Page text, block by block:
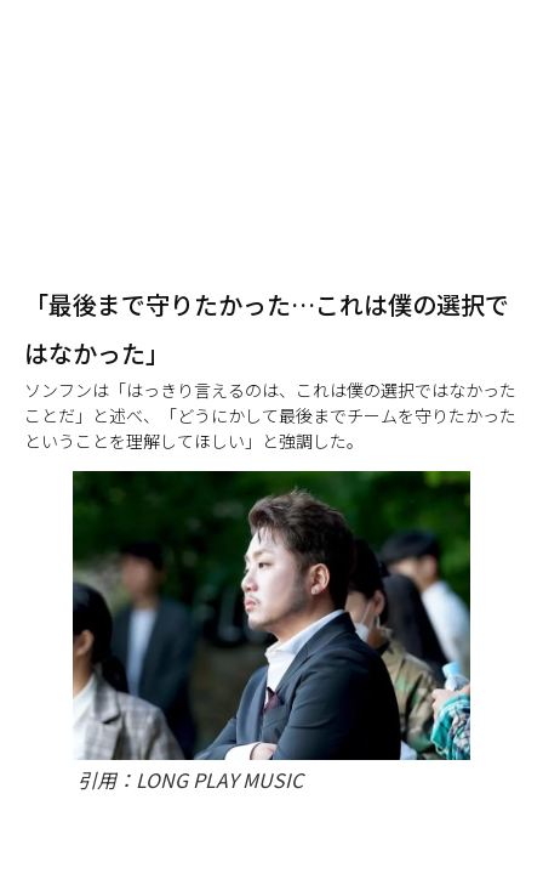
「最後まで守りたかった…これは僕の選択で
はなかった」
ソンフンは「はっきり言えるのは、これは僕の選択ではなかった
ことだ」と述べ、「どうにかして最後までチームを守りたかった
ということを理解してほしい」と強調した。
引用：LONG PLAY MUSIC